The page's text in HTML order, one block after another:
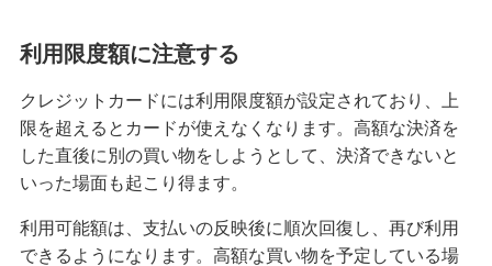
利用限度額に注意する
クレジットカードには利用限度額が設定されており、上
限を超えるとカードが使えなくなります。高額な決済を
した直後に別の買い物をしようとして、決済できないと
いった場面も起こり得ます。
利用可能額は、支払いの反映後に順次回復し、再び利用
できるようになります。高額な買い物を予定している場